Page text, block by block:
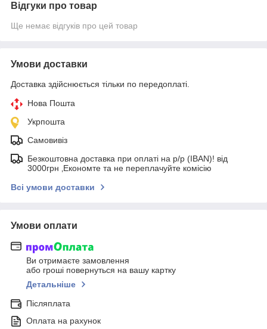
Відгуки про товар
Ще немає відгуків про цей товар
Умови доставки
Доставка здійснюється тільки по передоплаті.
Нова Пошта
Укрпошта
Самовивіз
Безкоштовна доставка при оплаті на р/р (IBAN)! від
3000грн ‚Економте та не переплачуйте комісію
Всі умови доставки
Умови оплати
Ви отримаєте замовлення
або гроші повернуться на вашу картку
Детальніше
Післяплата
Оплата на рахунок